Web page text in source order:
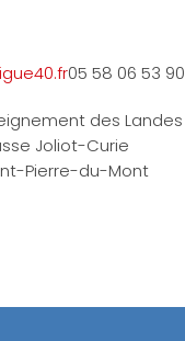
05 58 06 53 90
des Landes
Joliot-Curie
Pierre-du-Mont